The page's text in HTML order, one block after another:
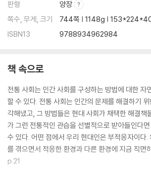
판형
양장
쪽수, 무게, 크기
744쪽 | 1148g |
ISBN13
9788934962984
책 속으로
전통 사회는 인간 사회를 구성하는 방법에 대한 자
할 수 있다. 전통 사회는 인간의 문제를 해결하기
각해냈고, 그 방법들은 현대 사회가 채택한 해결책
가 그런 전통적인 관습을 선별적으로 받아들인다
수 있다. 어떤 점에서 우리 현대인은 부적응자이다.
를 겪으면서 적응한 환경과 다른 환경에 지금 직
p.21